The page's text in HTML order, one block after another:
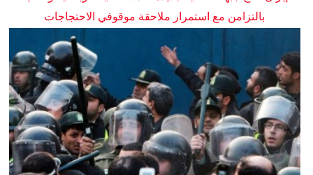
بالتزامن مع استمرار ملاحقة موقوفي الاحتجاجات